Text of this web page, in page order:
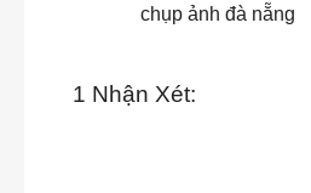
chụp ảnh đà nẵng
1 Nhận Xét: